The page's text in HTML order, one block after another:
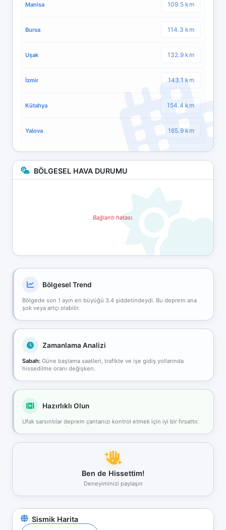
Manisa 109.5 km
Bursa 114.3 km
Uşak 132.9 km
İzmir 143.1 km
Kütahya 154.4 km
Yalova 165.9 km
BÖLGESEL HAVA DURUMU
Bağlantı hatası.
Bölgesel Trend
Bölgede son 1 ayın en büyüğü 3.4 şiddetindeydi. Bu deprem ana
şok veya artçı olabilir.
Zamanlama Analizi
Sabah: Güne başlama saatleri, trafikte ve işe gidiş yollarında
hissedilme oranı değişken.
Hazırlıklı Olun
Ufak sarsıntılar deprem çantanızı kontrol etmek için iyi bir fırsattır.
Ben de Hissettim!
Deneyiminizi paylaşın
Sismik Harita